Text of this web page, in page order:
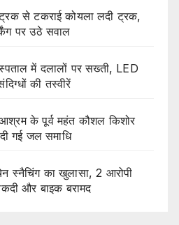
ट्रक से टकराई कोयला लदी ट्रक,
पर उठे सवाल
में दलालों पर सख्ती, LED
की तस्वीरें
आश्रम के पूर्व महंत कौशल किशोर
गई जल समाधि
स्नैचिंग का खुलासा, 2 आरोपी
और बाइक बरामद